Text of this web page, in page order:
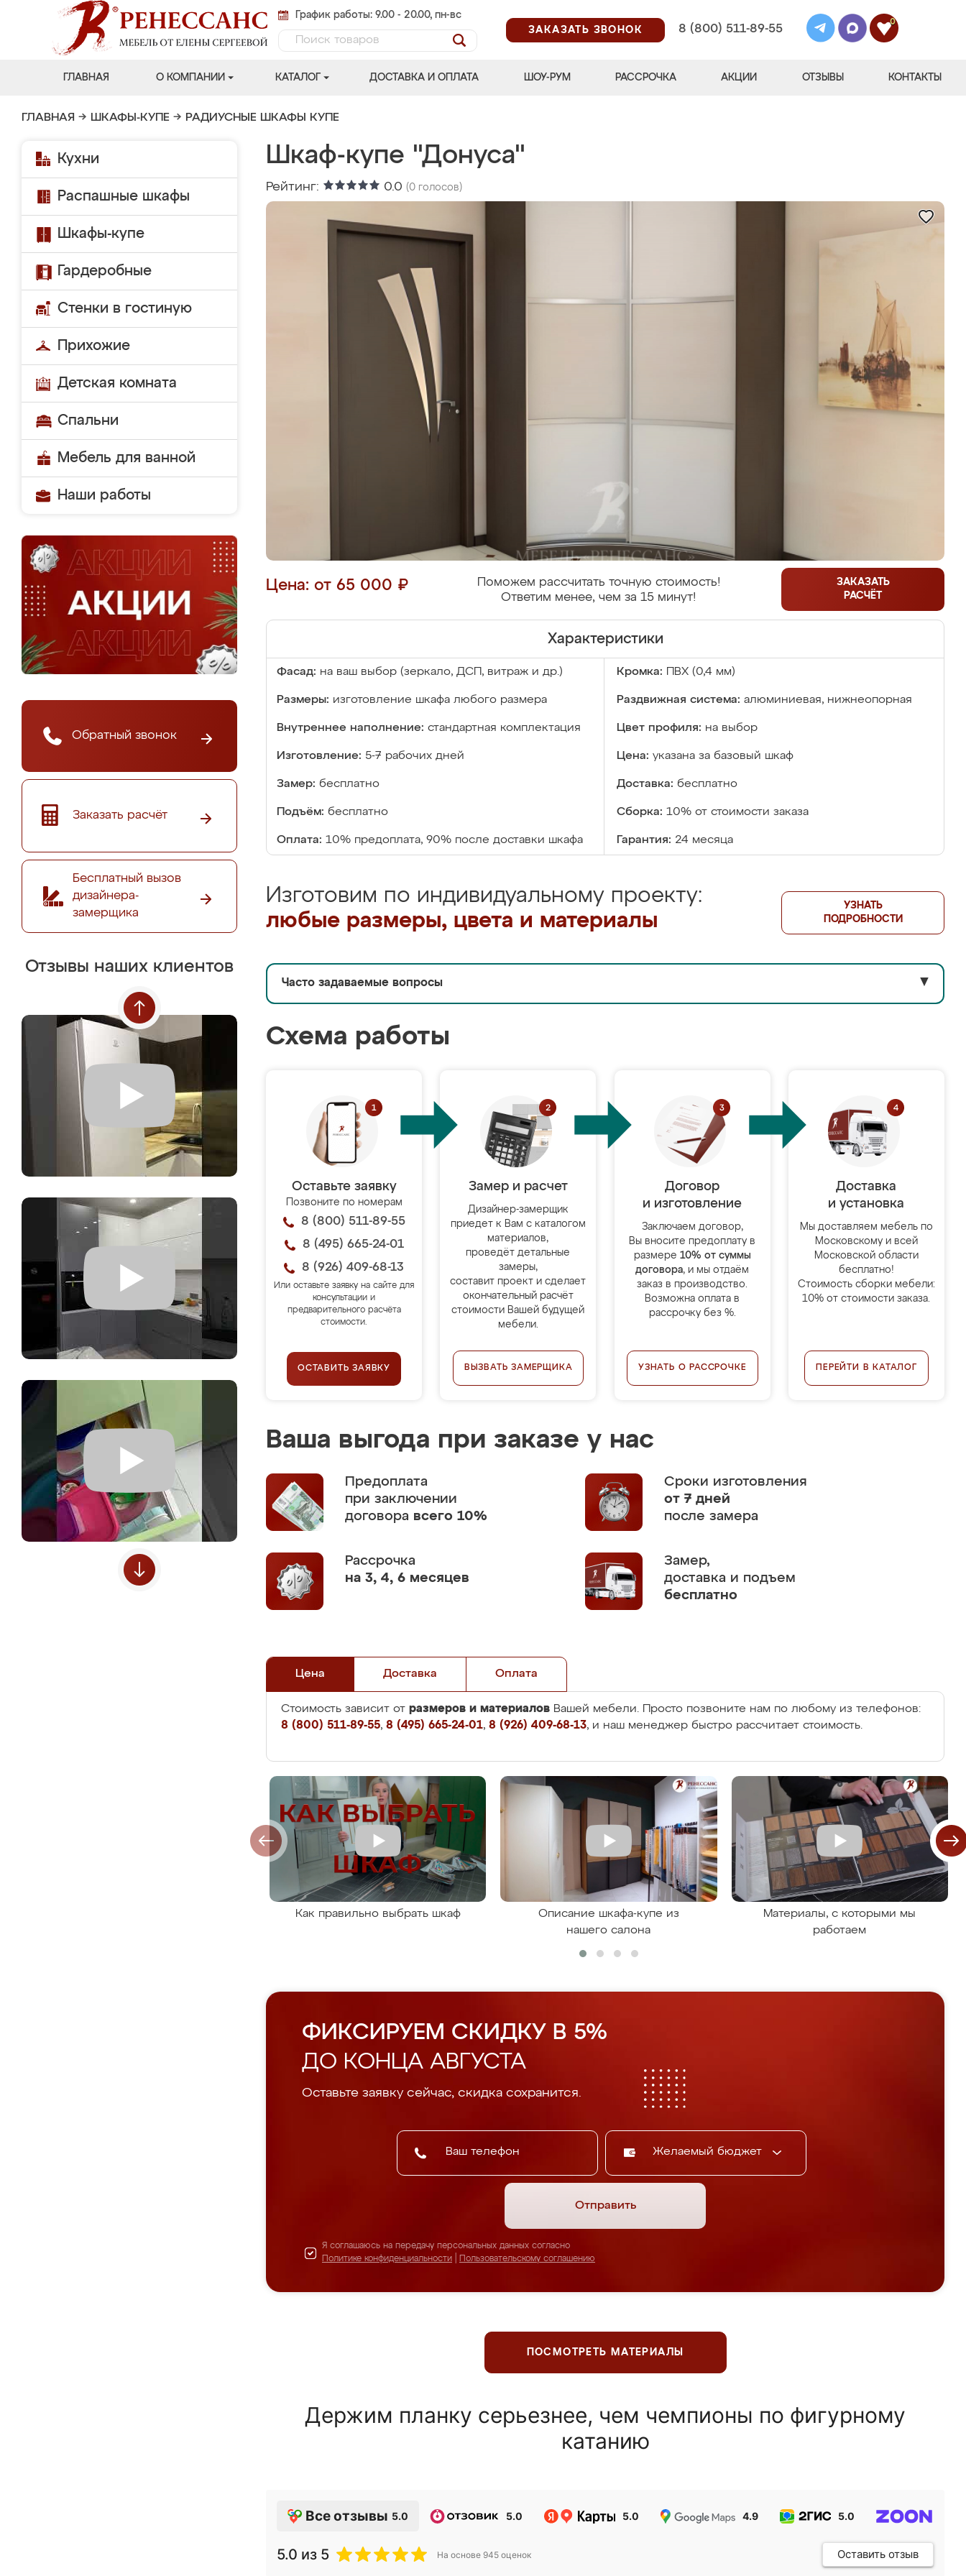
График работы: 9.00 - 20.00, пн-вс
ЗАКАЗАТЬ ЗВОНОК
8 (800) 511-89-55
0
ГЛАВНАЯ О КОМПАНИИ КАТАЛОГ ДОСТАВКА И ОПЛАТА ШОУ-РУМ РАССРОЧКА АКЦИИ ОТЗЫВЫ КОНТАКТЫ
ГЛАВНАЯ → ШКАФЫ-КУПЕ → РАДИУСНЫЕ ШКАФЫ КУПЕ
Кухни
Распашные шкафы
Шкафы-купе
Гардеробные
Стенки в гостиную
Прихожие
Детская комната
Спальни
Мебель для ванной
Наши работы
Обратный звонок
Заказать расчёт
Бесплатный вызов
дизайнера-
замерщика
Отзывы наших клиентов
Шкаф-купе "Донуса"
Рейтинг: 0.0 (0 голосов)
Цена: от 65 000 ₽
Поможем рассчитать точную стоимость!
Ответим менее, чем за 15 минут!
ЗАКАЗАТЬ
РАСЧЁТ
Характеристики
Фасад: на ваш выбор (зеркало, ДСП, витраж и др.) Кромка: ПВХ (0,4 мм)
Размеры: изготовление шкафа любого размера Раздвижная система: алюминиевая, нижнеопорная
Внутреннее наполнение: стандартная комплектация Цвет профиля: на выбор
Изготовление: 5-7 рабочих дней Цена: указана за базовый шкаф
Замер: бесплатно Доставка: бесплатно
Подъём: бесплатно Сборка: 10% от стоимости заказа
Оплата: 10% предоплата, 90% после доставки шкафа Гарантия: 24 месяца
Изготовим по индивидуальному проекту:
любые размеры, цвета и материалы
УЗНАТЬ
ПОДРОБНОСТИ
Часто задаваемые вопросы ▼
Схема работы
Оставьте заявку
Позвоните по номерам
8 (800) 511-89-55
8 (495) 665-24-01
8 (926) 409-68-13
Или оставьте заявку на сайте для
консультации и
предварительного расчёта
стоимости.
ОСТАВИТЬ ЗАЯВКУ
Замер и расчет
Дизайнер-замерщик
приедет к Вам с каталогом
материалов,
проведёт детальные
замеры,
составит проект и сделает
окончательный расчёт
стоимости Вашей будущей
мебели.
ВЫЗВАТЬ ЗАМЕРЩИКА
Договор
и изготовление
Заключаем договор,
Вы вносите предоплату в
размере 10% от суммы
договора, и мы отдаём
заказ в производство.
Возможна оплата в
рассрочку без %.
УЗНАТЬ О РАССРОЧКЕ
Доставка
и установка
Мы доставляем мебель по
Московскому и всей
Московской области
бесплатно!
Стоимость сборки мебели:
10% от стоимости заказа.
ПЕРЕЙТИ В КАТАЛОГ
Ваша выгода при заказе у нас
Предоплата
при заключении
договора всего 10%
Сроки изготовления
от 7 дней
после замера
Рассрочка
на 3, 4, 6 месяцев
Замер,
доставка и подъем
бесплатно
Цена Доставка Оплата
Стоимость зависит от размеров и материалов Вашей мебели. Просто позвоните нам по любому из телефонов:
8 (800) 511-89-55, 8 (495) 665-24-01, 8 (926) 409-68-13, и наш менеджер быстро рассчитает стоимость.
Как правильно выбрать шкаф
Описание шкафа-купе из
нашего салона
Материалы, с которыми мы
работаем
ФИКСИРУЕМ СКИДКУ В 5%
ДО КОНЦА АВГУСТА
Оставьте заявку сейчас, скидка сохранится.
Желаемый бюджет
Отправить
Я соглашаюсь на передачу персональных данных согласно
Политике конфиденциальности
Пользовательскому соглашению
ПОСМОТРЕТЬ МАТЕРИАЛЫ
Держим планку серьезнее, чем чемпионы по фигурному
катанию
Все отзывы 5.0 5.0 5.0 4.9 5.0
5.0 из 5 На основе 945 оценок Оставить отзыв